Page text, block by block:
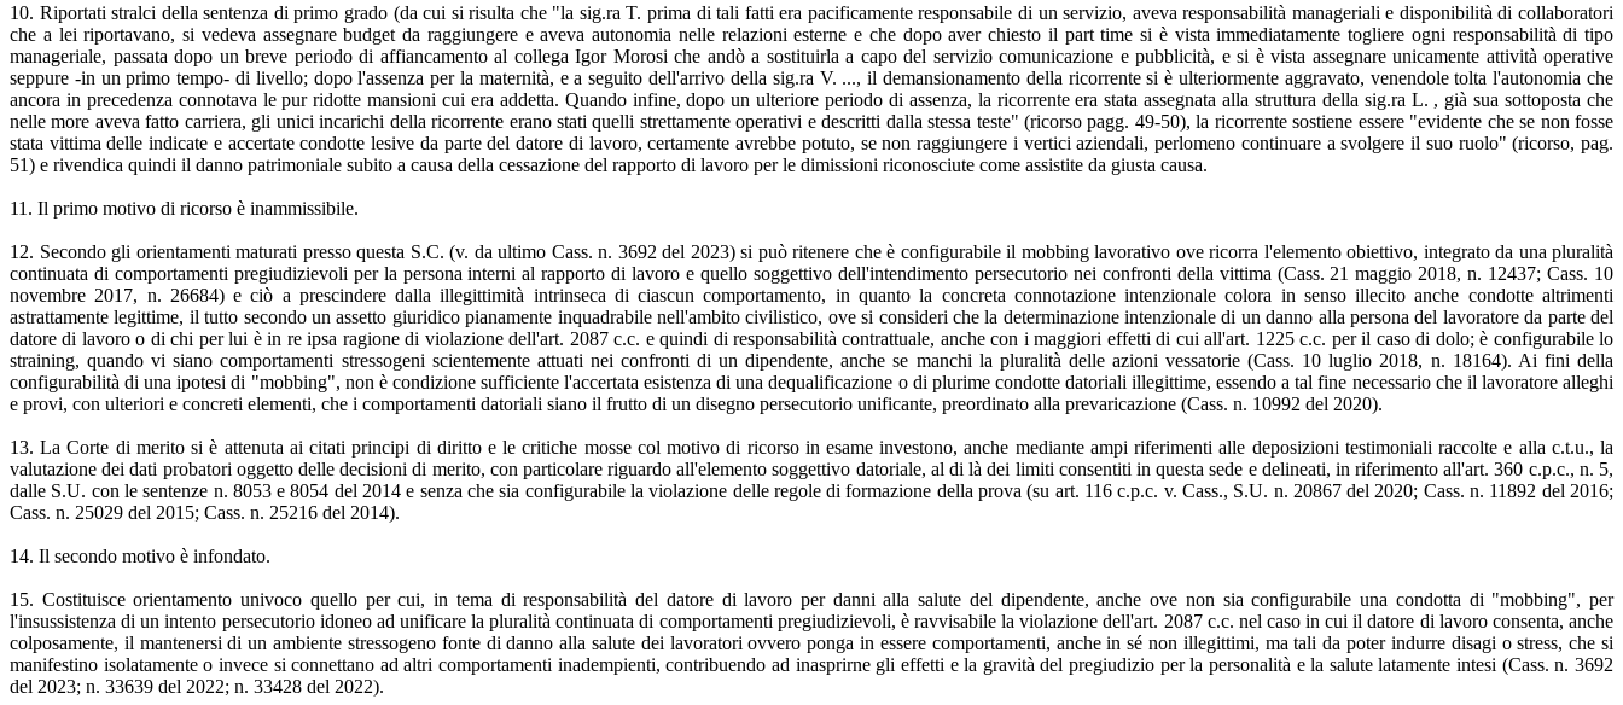
10. Riportati stralci della sentenza di primo grado (da cui si risulta che "la sig.ra T. prima di tali fatti era pacificamente responsabile di un servizio, aveva responsabilità manageriali e disponibilità di collaboratori
che a lei riportavano, si vedeva assegnare budget da raggiungere e aveva autonomia nelle relazioni esterne e che dopo aver chiesto il part time si è vista immediatamente togliere ogni responsabilità di tipo
manageriale, passata dopo un breve periodo di affiancamento al collega Igor Morosi che andò a sostituirla a capo del servizio comunicazione e pubblicità, e si è vista assegnare unicamente attività operative
seppure -in un primo tempo- di livello; dopo l'assenza per la maternità, e a seguito dell'arrivo della sig.ra V. ..., il demansionamento della ricorrente si è ulteriormente aggravato, venendole tolta l'autonomia che
ancora in precedenza connotava le pur ridotte mansioni cui era addetta. Quando infine, dopo un ulteriore periodo di assenza, la ricorrente era stata assegnata alla struttura della sig.ra L. , già sua sottoposta che
nelle more aveva fatto carriera, gli unici incarichi della ricorrente erano stati quelli strettamente operativi e descritti dalla stessa teste" (ricorso pagg. 49-50), la ricorrente sostiene essere "evidente che se non fosse
stata vittima delle indicate e accertate condotte lesive da parte del datore di lavoro, certamente avrebbe potuto, se non raggiungere i vertici aziendali, perlomeno continuare a svolgere il suo ruolo" (ricorso, pag.
51) e rivendica quindi il danno patrimoniale subito a causa della cessazione del rapporto di lavoro per le dimissioni riconosciute come assistite da giusta causa.
11. Il primo motivo di ricorso è inammissibile.
12. Secondo gli orientamenti maturati presso questa S.C. (v. da ultimo Cass. n. 3692 del 2023) si può ritenere che è configurabile il mobbing lavorativo ove ricorra l'elemento obiettivo, integrato da una pluralità
continuata di comportamenti pregiudizievoli per la persona interni al rapporto di lavoro e quello soggettivo dell'intendimento persecutorio nei confronti della vittima (Cass. 21 maggio 2018, n. 12437; Cass. 10
novembre 2017, n. 26684) e ciò a prescindere dalla illegittimità intrinseca di ciascun comportamento, in quanto la concreta connotazione intenzionale colora in senso illecito anche condotte altrimenti
astrattamente legittime, il tutto secondo un assetto giuridico pianamente inquadrabile nell'ambito civilistico, ove si consideri che la determinazione intenzionale di un danno alla persona del lavoratore da parte del
datore di lavoro o di chi per lui è in re ipsa ragione di violazione dell'art. 2087 c.c. e quindi di responsabilità contrattuale, anche con i maggiori effetti di cui all'art. 1225 c.c. per il caso di dolo; è configurabile lo
straining, quando vi siano comportamenti stressogeni scientemente attuati nei confronti di un dipendente, anche se manchi la pluralità delle azioni vessatorie (Cass. 10 luglio 2018, n. 18164). Ai fini della
configurabilità di una ipotesi di "mobbing", non è condizione sufficiente l'accertata esistenza di una dequalificazione o di plurime condotte datoriali illegittime, essendo a tal fine necessario che il lavoratore alleghi
e provi, con ulteriori e concreti elementi, che i comportamenti datoriali siano il frutto di un disegno persecutorio unificante, preordinato alla prevaricazione (Cass. n. 10992 del 2020).
13. La Corte di merito si è attenuta ai citati principi di diritto e le critiche mosse col motivo di ricorso in esame investono, anche mediante ampi riferimenti alle deposizioni testimoniali raccolte e alla c.t.u., la
valutazione dei dati probatori oggetto delle decisioni di merito, con particolare riguardo all'elemento soggettivo datoriale, al di là dei limiti consentiti in questa sede e delineati, in riferimento all'art. 360 c.p.c., n. 5,
dalle S.U. con le sentenze n. 8053 e 8054 del 2014 e senza che sia configurabile la violazione delle regole di formazione della prova (su art. 116 c.p.c. v. Cass., S.U. n. 20867 del 2020; Cass. n. 11892 del 2016;
Cass. n. 25029 del 2015; Cass. n. 25216 del 2014).
14. Il secondo motivo è infondato.
15. Costituisce orientamento univoco quello per cui, in tema di responsabilità del datore di lavoro per danni alla salute del dipendente, anche ove non sia configurabile una condotta di "mobbing", per
l'insussistenza di un intento persecutorio idoneo ad unificare la pluralità continuata di comportamenti pregiudizievoli, è ravvisabile la violazione dell'art. 2087 c.c. nel caso in cui il datore di lavoro consenta, anche
colposamente, il mantenersi di un ambiente stressogeno fonte di danno alla salute dei lavoratori ovvero ponga in essere comportamenti, anche in sé non illegittimi, ma tali da poter indurre disagi o stress, che si
manifestino isolatamente o invece si connettano ad altri comportamenti inadempienti, contribuendo ad inasprirne gli effetti e la gravità del pregiudizio per la personalità e la salute latamente intesi (Cass. n. 3692
del 2023; n. 33639 del 2022; n. 33428 del 2022).